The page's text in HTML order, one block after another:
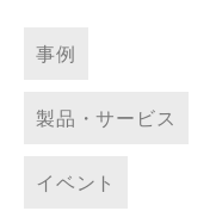
事例
製品・サービス
イベント